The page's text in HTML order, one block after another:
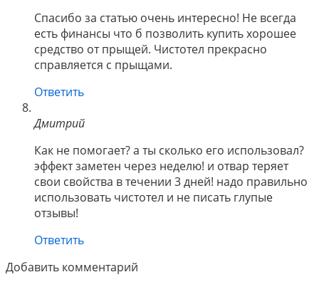
Спасибо за статью очень интересно! Не всегда
есть финансы что б позволить купить хорошее
средство от прыщей. Чистотел прекрасно
справляется с прыщами.
Ответить
Дмитрий
Как не помогает? а ты сколько его использовал?
эффект заметен через неделю! и отвар теряет
свои свойства в течении 3 дней! надо правильно
использовать чистотел и не писать глупые
отзывы!
Ответить
Добавить комментарий